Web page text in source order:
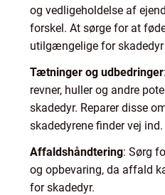
og vedligeholdelse af
forskel. At sørge for at
utilgængelige for skadedyr
Tætninger og udbedringer
revner, huller og andre
skadedyr. Reparer disse
skadedyrene finder vej ind.
Affaldshåndtering: Sørg
og opbevaring, da affald
for skadedyr.